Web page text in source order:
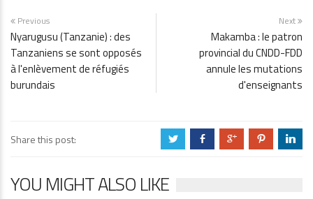
Previous
Nyarugusu (Tanzanie) : des
Tanzaniens se sont opposés
à l'enlèvement de réfugiés
burundais
Next
Makamba : le patron
provincial du CNDD-FDD
annule les mutations
d'enseignants
Share this post: a b c d j
YOU MIGHT ALSO LIKE